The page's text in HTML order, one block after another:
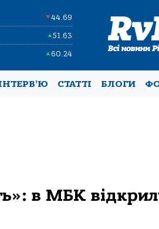
▼44.69
▲51.63
▲60.24
СТАТТІ БЛОГИ
в МБК